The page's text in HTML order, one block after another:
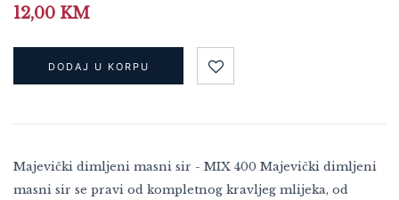
12,00 KM
DODAJ U KORPU
Majevički dimljeni masni sir - MIX 400 Majevički dimljeni
masni sir se pravi od kompletnog kravljeg mlijeka, od